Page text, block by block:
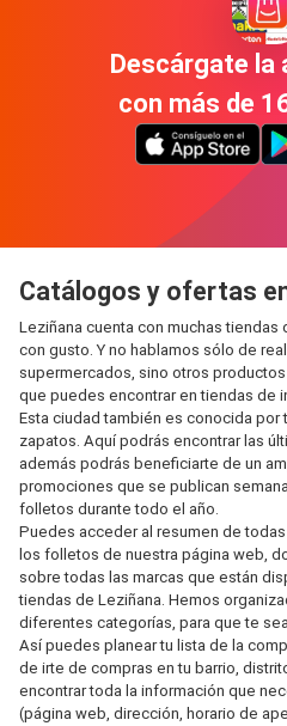
Descárgate la
con más de
Catálogos y ofertas
Leziñana cuenta con muchas
con gusto. Y no hablamos sólo de
supermercados, sino otros
que puedes encontrar en tiendas de
Esta ciudad también es conocida por
zapatos. Aquí podrás encontrar las
además podrás beneficiarte de un
promociones que se publican
folletos durante todo el año.
Puedes acceder al resumen de
los folletos de nuestra página web,
sobre todas las marcas que están
tiendas de Leziñana. Hemos
diferentes categorías, para que te
Así puedes planear tu lista de la
de irte de compras en tu barrio,
encontrar toda la información que
(página web, dirección, horario de